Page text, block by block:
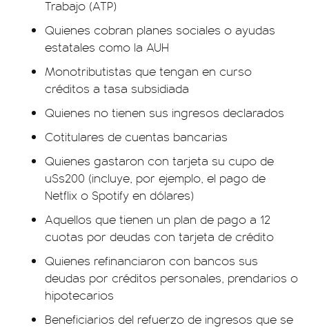
Trabajo (ATP)
Quienes cobran planes sociales o ayudas
estatales como la AUH
Monotributistas que tengan en curso
créditos a tasa subsidiada
Quienes no tienen sus ingresos declarados
Cotitulares de cuentas bancarias
Quienes gastaron con tarjeta su cupo de
u$s200 (incluye, por ejemplo, el pago de
Netflix o Spotify en dólares)
Aquellos que tienen un plan de pago a 12
cuotas por deudas con tarjeta de crédito
Quienes refinanciaron con bancos sus
deudas por créditos personales, prendarios o
hipotecarios
Beneficiarios del refuerzo de ingresos que se